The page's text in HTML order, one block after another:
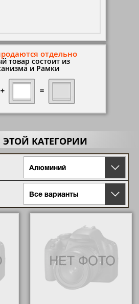
отдельно
товар состоит из
и Рамки
КАТЕГОРИИ
Алюминий
Все варианты